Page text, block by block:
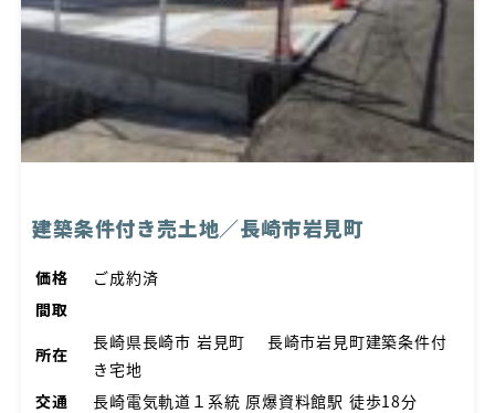
建築条件付き売土地／長崎市岩見町
価格
ご成約済
間取
所在
長崎県長崎市 岩見町 長崎市岩見町建築条件付
き宅地
交通
長崎電気軌道１系統 原爆資料館駅 徒歩18分